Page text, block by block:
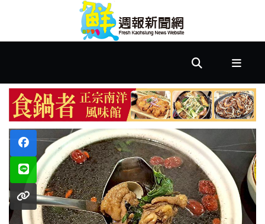
首
市
政
文
教
樂
活